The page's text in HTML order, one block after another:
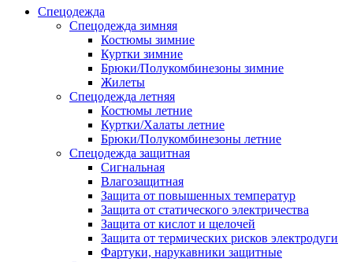
Спецодежда
Спецодежда зимняя
Костюмы зимние
Куртки зимние
Брюки/Полукомбинезоны зимние
Жилеты
Спецодежда летняя
Костюмы летние
Куртки/Халаты летние
Брюки/Полукомбинезоны летние
Спецодежда защитная
Сигнальная
Влагозащитная
Защита от повышенных температур
Защита от статического электричества
Защита от кислот и щелочей
Защита от термических рисков электродуги
Фартуки, нарукавники защитные